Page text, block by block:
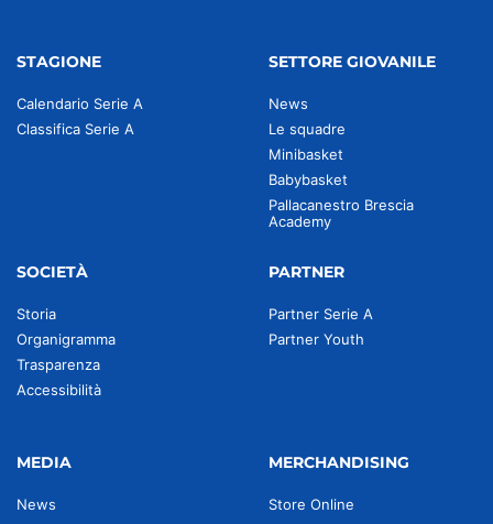
STAGIONE
Calendario Serie A
Classifica Serie A
SETTORE GIOVANILE
News
Le squadre
Minibasket
Babybasket
Pallacanestro Brescia
Academy
SOCIETÀ
Storia
Organigramma
Trasparenza
Accessibilità
PARTNER
Partner Serie A
Partner Youth
MEDIA
News
MERCHANDISING
Store Online